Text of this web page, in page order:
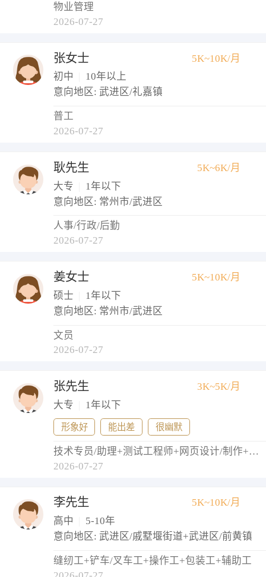
物业管理
2026-07-27
张女士
5K~10K/月
初中
10年以上
意向地区: 武进区/礼嘉镇
普工
2026-07-27
耿先生
5K~6K/月
大专
1年以下
意向地区: 常州市/武进区
人事/行政/后勤
2026-07-27
姜女士
5K~10K/月
硕士
1年以下
意向地区: 常州市/武进区
文员
2026-07-27
张先生
3K~5K/月
大专
1年以下
形象好 能出差 很幽默
技术专员/助理+测试工程师+网页设计/制作+网络管理员+实施工程师
2026-07-27
李先生
5K~10K/月
高中
5-10年
意向地区: 武进区/戚墅堰街道+武进区/前黄镇
缝纫工+铲车/叉车工+操作工+包装工+辅助工